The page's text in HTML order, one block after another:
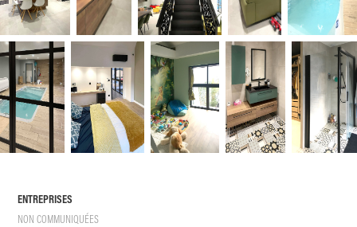
ENTREPRISES
NON COMMUNIQUÉES